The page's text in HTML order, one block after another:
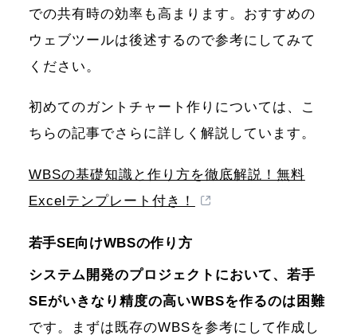
での共有時の効率も高まります。おすすめの
ウェブツールは後述するので参考にしてみて
ください。
初めてのガントチャート作りについては、こ
ちらの記事でさらに詳しく解説しています。
WBSの基礎知識と作り方を徹底解説！無料
Excelテンプレート付き！
若手SE向けWBSの作り方
システム開発のプロジェクトにおいて、若手
SEがいきなり精度の高いWBSを作るのは困難
です。まずは既存のWBSを参考にして作成し